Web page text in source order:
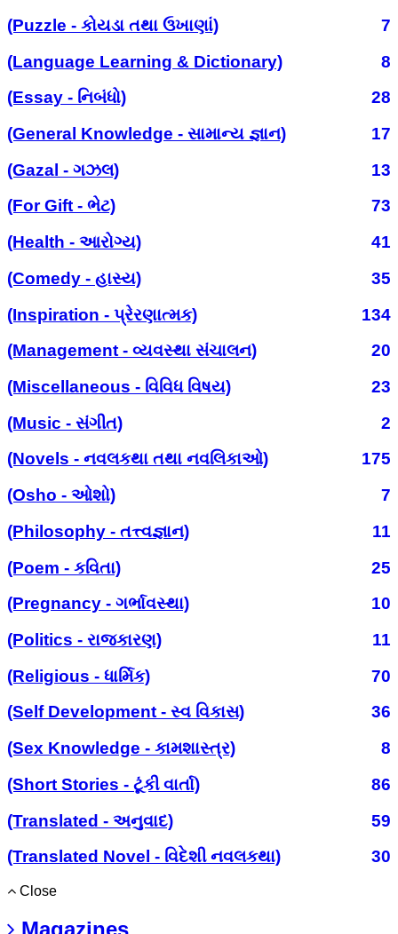
(Puzzle - કોયડા તથા ઉખાણાં)
7
(Language Learning & Dictionary)
8
(Essay - નિબંધો)
28
(General Knowledge - સામાન્ય જ્ઞાન)
17
(Gazal - ગઝલ)
13
(For Gift - ભેટ)
73
(Health - આરોગ્ય)
41
(Comedy - હાસ્ય)
35
(Inspiration - પ્રેરણાત્મક)
134
(Management - વ્યવસ્થા સંચાલન)
20
(Miscellaneous - વિવિધ વિષય)
23
(Music - સંગીત)
2
(Novels - નવલકથા તથા નવલિકાઓ)
175
(Osho - ઓશો)
7
(Philosophy - તત્ત્વજ્ઞાન)
11
(Poem - કવિતા)
25
(Pregnancy - ગર્ભાવસ્થા)
10
(Politics - રાજકારણ)
11
(Religious - ધાર્મિક)
70
(Self Development - સ્વ વિકાસ)
36
(Sex Knowledge - કામશાસ્ત્ર)
8
(Short Stories - ટૂંકી વાર્તા)
86
(Translated - અનુવાદ)
59
(Translated Novel - વિદેશી નવલકથા)
30
Close
Magazines